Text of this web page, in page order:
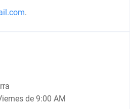
.
de 9:00 AM